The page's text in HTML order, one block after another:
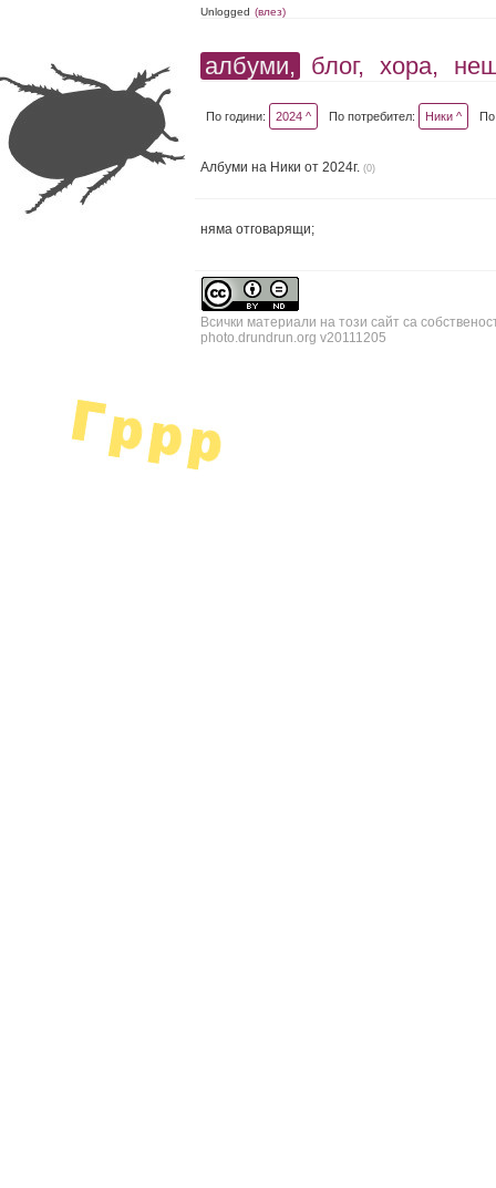
Unlogged (влез)
албуми, блог, хора,
По години: 2024 ^ По потребител: Ники ^
Албуми на Ники от 2024г. (0)
няма отговарящи;
Всички материали на този сайт са
photo.drundrun.org v20111205